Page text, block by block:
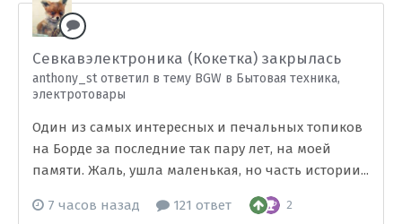
Севкавэлектроника (Кокетка) закрылась
anthony_st ответил в тему BGW в Бытовая техника,
электротовары
Один из самых интересных и печальных топиков
на Борде за последние так пару лет, на моей
памяти. Жаль, ушла маленькая, но часть истории...
7 часов назад 121 ответ 2